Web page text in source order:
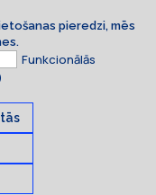
pieredzi, mēs
Funkcionālās